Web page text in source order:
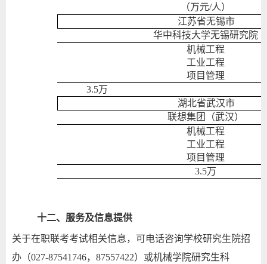
（万元/人）
江苏省无锡市
华中科技大学无锡研究院
机械工程
工业工程
项目管理
3.5万
湖北省武汉市
联想集团（武汉）
机械工程
工业工程
项目管理
3.5万
十二、服务及信息提供
关于在职联考考试相关信息，可电话咨询学校研究生院招
办（027-87541746， 87557422）或机械学院研究生科